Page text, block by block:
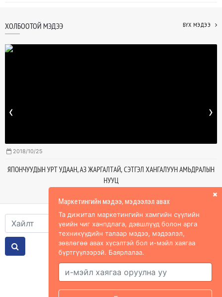
ХОЛБООТОЙ МЭДЭЭ БҮХ МЭДЭЭ
2018/10/25
ЯПОНЧУУДЫН УРТ УДААН, АЗ ЖАРГАЛТАЙ, СЭТГЭЛ ХАНГАЛУУН АМЬДРАЛЫН
НУУЦ
‹ ›
Маркетингийн мэдээ, мэдээлэл авах
Та дижитал маркетингийн хамгийн сүүлийн
үеийн чиг ханпдлага, дэвшлүүд болон арга
техникүүдийн талаар мэдээ, мэдээлэл,
зөвлөгөө авах хүсэлтэй бол и-мэйл хаягаа
бүртгүүлээрэй. Баярлалаа.